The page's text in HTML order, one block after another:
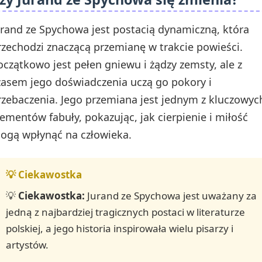
ze Spychowa jest postacią dynamiczną, która
znaczącą przemianę w trakcie powieści.
jest pełen gniewu i żądzy zemsty, ale z
jego doświadczenia uczą go pokory i
Jego przemiana jest jednym z
fabuły, pokazując, jak cierpienie i miłość
wpłynąć na człowieka.
💡 Ciekawostka: Jurand ze Spychowa jest uważany za
jedną z najbardziej tragicznych postaci w literaturze
polskiej, a jego historia inspirowała wielu pisarzy i
artystów.